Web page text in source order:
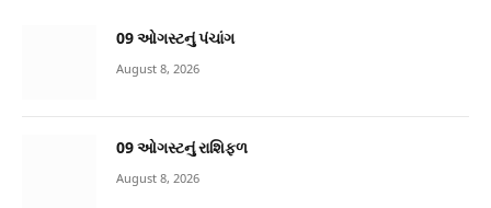
09 ઓગસ્ટનું પંચાંગ
August 8, 2026
09 ઓગસ્ટનું રાશિફળ
August 8, 2026